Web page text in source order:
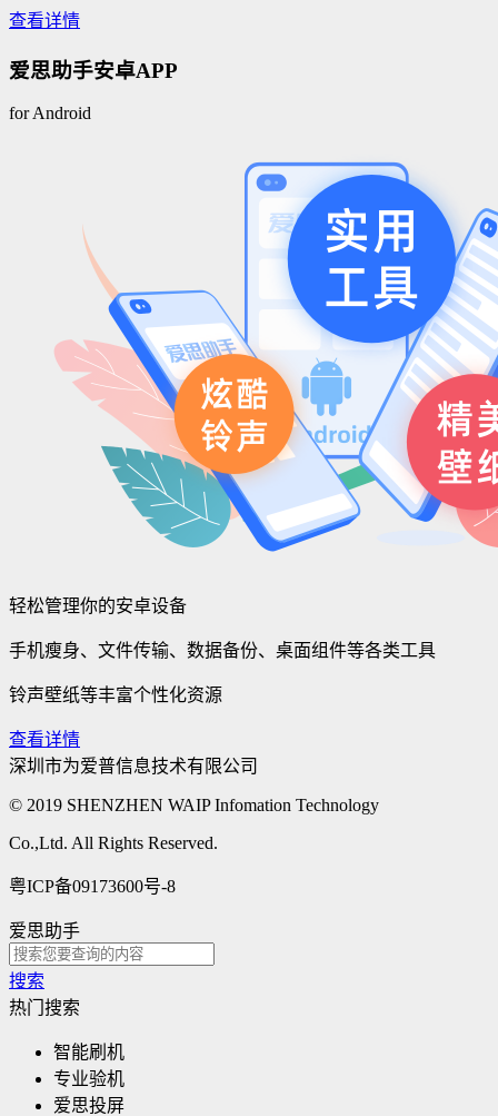
查看详情
爱思助手安卓APP
for Android
轻松管理你的安卓设备
手机瘦身、文件传输、数据备份、桌面组件等各类工具
铃声壁纸等丰富个性化资源
查看详情
深圳市为爱普信息技术有限公司
© 2019 SHENZHEN WAIP Infomation Technology
Co.,Ltd. All Rights Reserved.
粤ICP备09173600号-8
爱思助手
搜索
热门搜索
智能刷机
专业验机
爱思投屏